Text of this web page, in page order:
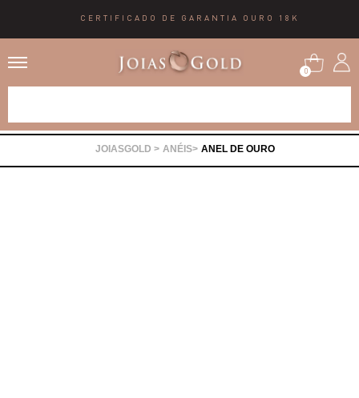
CERTIFICADO DE GARANTIA OURO 18K
0
ANÉIS ANEL DE OURO